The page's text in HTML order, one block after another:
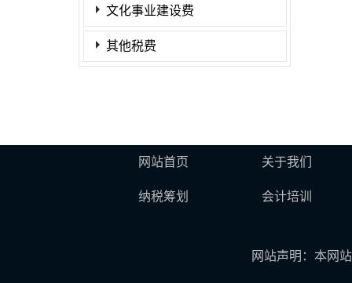
文化事业建设费
其他税费
网站首页 关于我们
纳税筹划 会计培训
网站声明：本网